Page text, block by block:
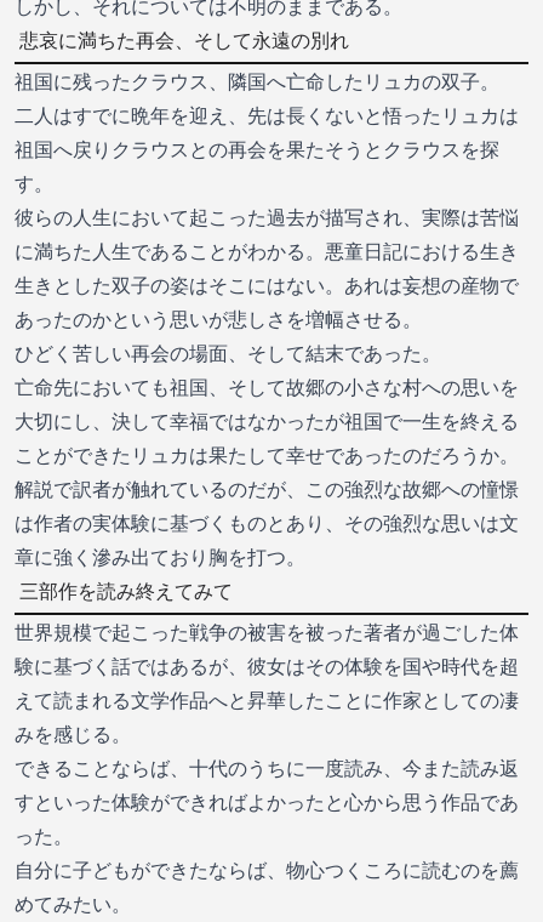
しかし、それについては不明のままである。
悲哀に満ちた再会、そして永遠の別れ
祖国に残ったクラウス、隣国へ亡命したリュカの双子。
二人はすでに晩年を迎え、先は長くないと悟ったリュカは
祖国へ戻りクラウスとの再会を果たそうとクラウスを探
す。
彼らの人生において起こった過去が描写され、実際は苦悩
に満ちた人生であることがわかる。悪童日記における生き
生きとした双子の姿はそこにはない。あれは妄想の産物で
あったのかという思いが悲しさを増幅させる。
ひどく苦しい再会の場面、そして結末であった。
亡命先においても祖国、そして故郷の小さな村への思いを
大切にし、決して幸福ではなかったが祖国で一生を終える
ことができたリュカは果たして幸せであったのだろうか。
解説で訳者が触れているのだが、この強烈な故郷への憧憬
は作者の実体験に基づくものとあり、その強烈な思いは文
章に強く滲み出ており胸を打つ。
三部作を読み終えてみて
世界規模で起こった戦争の被害を被った著者が過ごした体
験に基づく話ではあるが、彼女はその体験を国や時代を超
えて読まれる文学作品へと昇華したことに作家としての凄
みを感じる。
できることならば、十代のうちに一度読み、今また読み返
すといった体験ができればよかったと心から思う作品であ
った。
自分に子どもができたならば、物心つくころに読むのを薦
めてみたい。